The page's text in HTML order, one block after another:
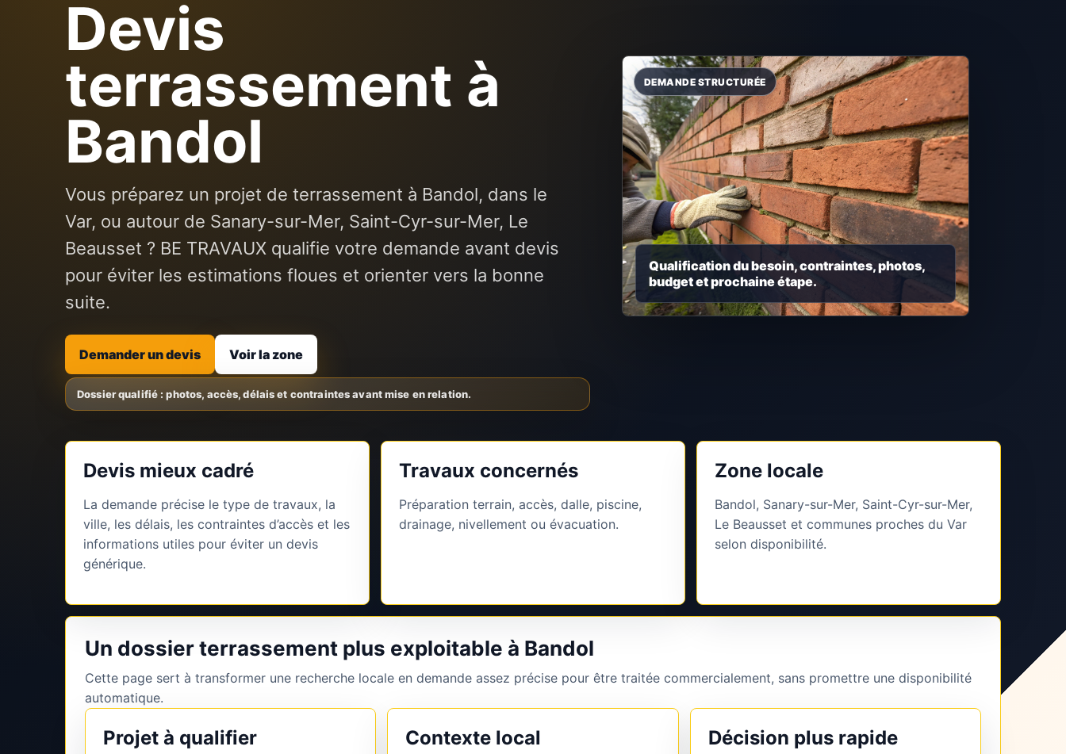
Devis
terrassement à
Bandol
Vous préparez un projet de terrassement à Bandol, dans le
Var, ou autour de Sanary-sur-Mer, Saint-Cyr-sur-Mer, Le
Beausset ? BE TRAVAUX qualifie votre demande avant devis
pour éviter les estimations floues et orienter vers la bonne
suite.
Demander un devis Voir la zone
Qualification du besoin, contraintes, photos,
budget et prochaine étape.
Devis mieux cadré
La demande précise le type de travaux, la
ville, les délais, les contraintes d’accès et les
informations utiles pour éviter un devis
générique.
Travaux concernés
Préparation terrain, accès, dalle, piscine,
drainage, nivellement ou évacuation.
Zone locale
Bandol, Sanary-sur-Mer, Saint-Cyr-sur-Mer,
Le Beausset et communes proches du Var
selon disponibilité.
Un dossier terrassement plus exploitable à Bandol
Cette page sert à transformer une recherche locale en demande assez précise pour être traitée commercialement, sans promettre une disponibilité
automatique.
Projet à qualifier Contexte local Décision plus rapide